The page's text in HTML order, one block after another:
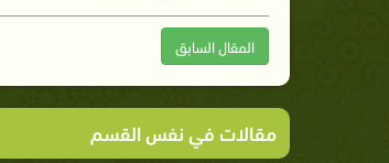
المقال السابق
مقالات في نفس القسم